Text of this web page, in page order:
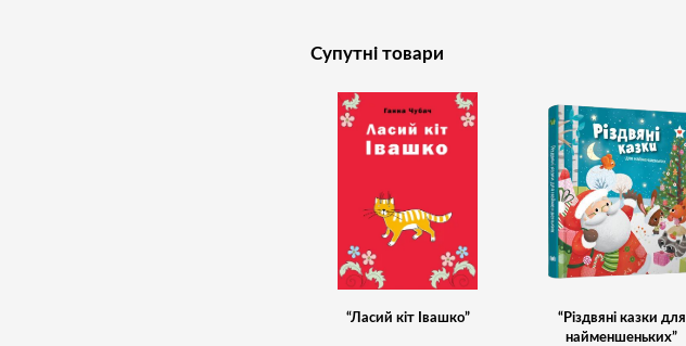
Супутні товари
“Ласий кіт Івашко”
“Різдвяні казки для
найменшеньких”